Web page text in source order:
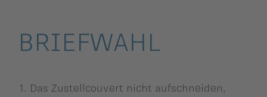
BRIEFWAHL
Das Zustellcouvert nicht aufschneiden,